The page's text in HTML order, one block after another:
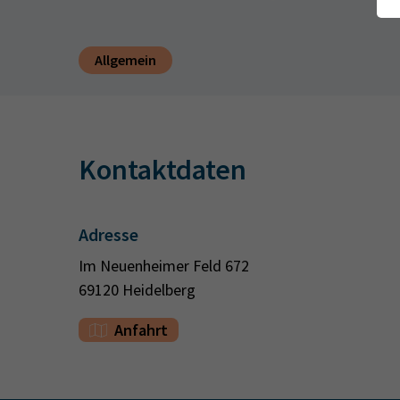
Allgemein
Kontaktdaten
Adresse
Im Neuenheimer Feld 672
69120 Heidelberg
Anfahrt